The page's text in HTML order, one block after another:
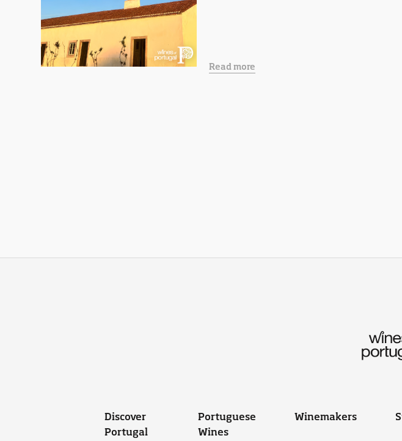
Read more
Discover
Portugal
Portuguese
Wines
Winemakers